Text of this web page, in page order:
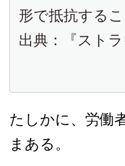
形で抵抗する
出典：『ストラ
たしかに、労働
まある。